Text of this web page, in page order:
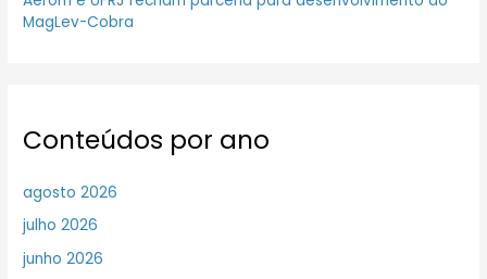
MagLev-Cobra
Conteúdos por ano
agosto 2026
julho 2026
junho 2026